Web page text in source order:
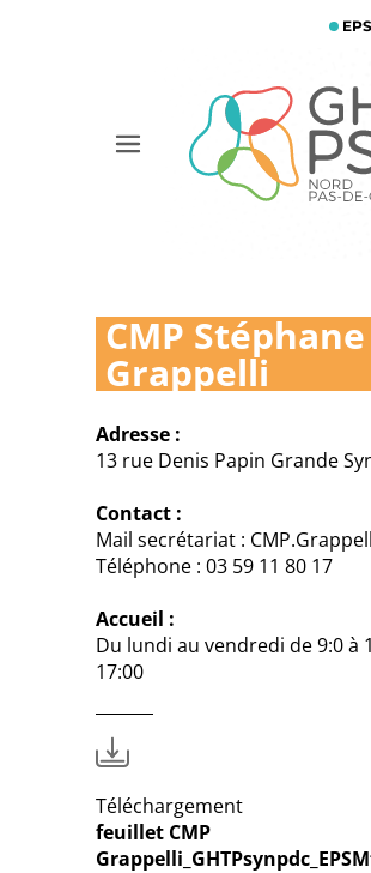
Afficher
CMP Stéphane
Grappelli
Adresse :
13 rue Denis Papin Grande
Contact :
Mail secrétariat :
Téléphone : 03 59 11 80 17
Accueil :
Du lundi au vendredi de 9:0 à
17:00
Téléchargement
feuillet CMP